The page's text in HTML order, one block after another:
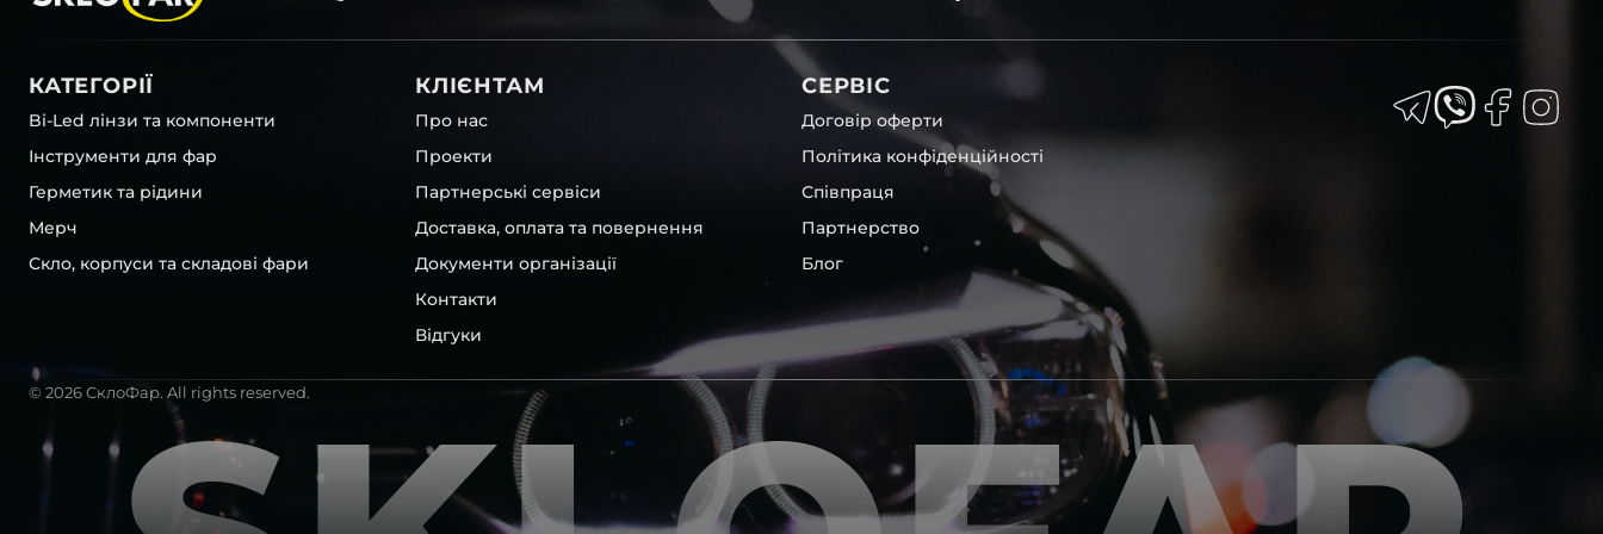
Якщо вам потрібні послуги з ремонту або заміни головної оптики вашого авто,
звертайтесь до наших довіренихсервіс-партнерів, швидко та надійно, а головне
у будь-якому куточку країни.
КАТЕГОРІЇ
Bi-Led лінзи та компоненти
Інструменти для фар
Герметик та рідини
Мерч
Скло, корпуси та складові фари
КЛІЄНТАМ
Про нас
Проекти
Партнерські сервіси
Доставка, оплата та повернення
Документи організації
Контакти
Відгуки
СЕРВІС
Договір оферти
Політика конфіденційності
Співпраця
Партнерство
Блог
© 2026 СклоФар. All rights reserved.